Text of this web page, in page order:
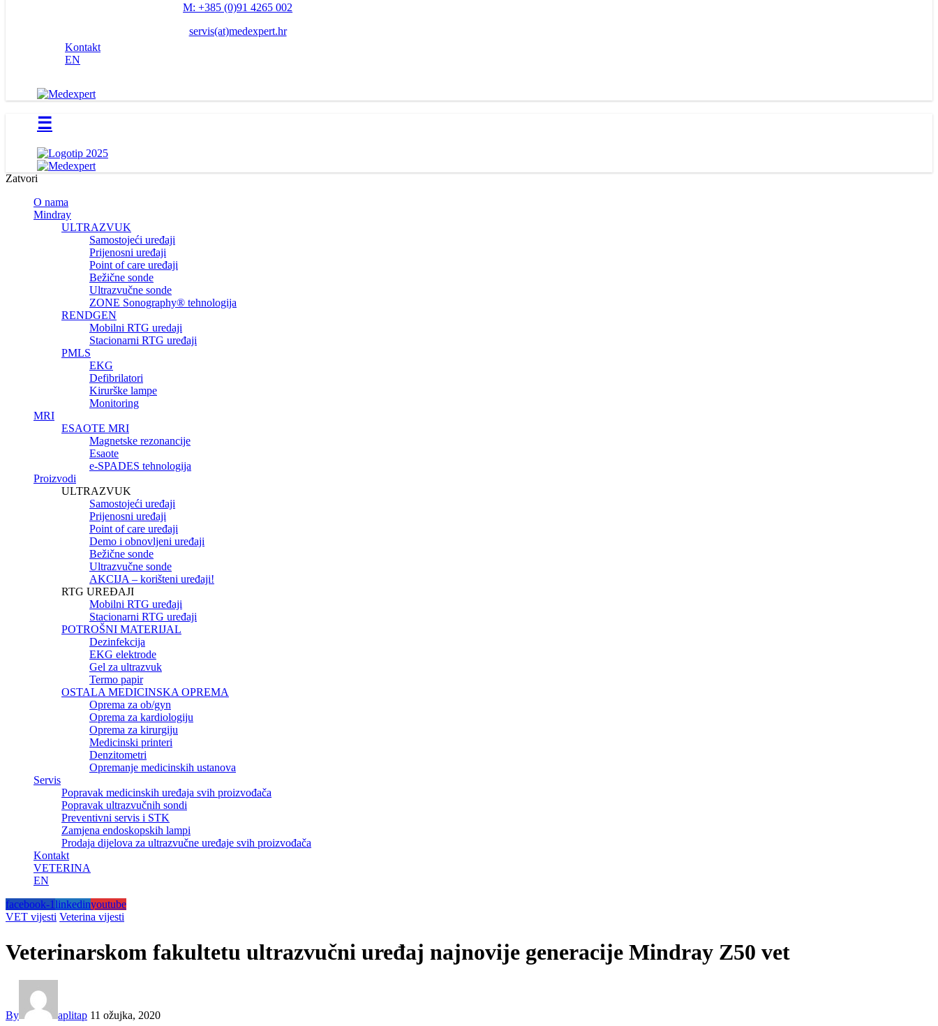
M: +385 (0)91 4265 002
servis(at)medexpert.hr
Kontakt
EN
☰
Zatvori
O nama
Mindray
ULTRAZVUK
Samostojeći uređaji
Prijenosni uređaji
Point of care uređaji
Bežične sonde
Ultrazvučne sonde
ZONE Sonography® tehnologija
RENDGEN
Mobilni RTG uredaji
Stacionarni RTG uređaji
PMLS
EKG
Defibrilatori
Kirurške lampe
Monitoring
MRI
ESAOTE MRI
Magnetske rezonancije
Esaote
e-SPADES tehnologija
Proizvodi
ULTRAZVUK
Samostojeći uređaji
Prijenosni uređaji
Point of care uređaji
Demo i obnovljeni uređaji
Bežične sonde
Ultrazvučne sonde
AKCIJA – korišteni uređaji!
RTG UREĐAJI
Mobilni RTG uređaji
Stacionarni RTG uređaji
POTROŠNI MATERIJAL
Dezinfekcija
EKG elektrode
Gel za ultrazvuk
Termo papir
OSTALA MEDICINSKA OPREMA
Oprema za ob/gyn
Oprema za kardiologiju
Oprema za kirurgiju
Medicinski printeri
Denzitometri
Opremanje medicinskih ustanova
Servis
Popravak medicinskih uređaja svih proizvođača
Popravak ultrazvučnih sondi
Preventivni servis i STK
Zamjena endoskopskih lampi
Prodaja dijelova za ultrazvučne uređaje svih proizvođača
Kontakt
VETERINA
EN
facebook-1linkedinyoutube
VET vijesti Veterina vijesti
Veterinarskom fakultetu ultrazvučni uređaj najnovije generacije Mindray Z50 vet
By aplitap 11 ožujka, 2020